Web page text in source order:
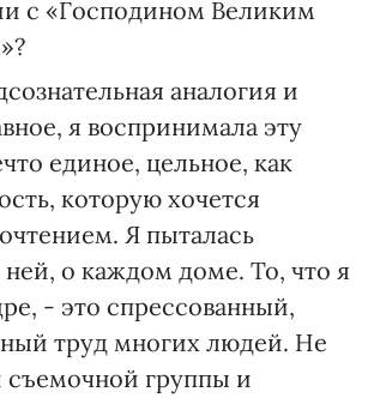
с «Господином Великим
аналогия и
я воспринимала эту
единое, цельное, как
которую хочется
Я пыталась
ней, о каждом доме. То, что я
- это спрессованный,
труд многих людей. Не
съемочной группы и